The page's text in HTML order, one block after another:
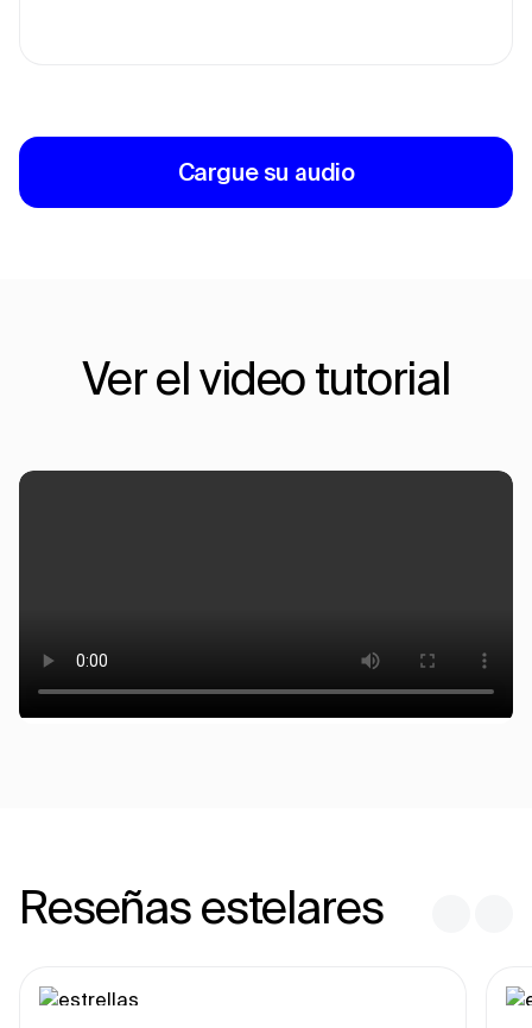
Cargue su audio
Ver el video tutorial
Reseñas estelares